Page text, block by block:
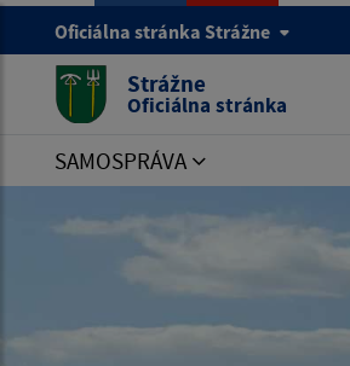
Oficiálna stránka Strážne
Strážne
Oficiálna stránka
SAMOSPRÁVA